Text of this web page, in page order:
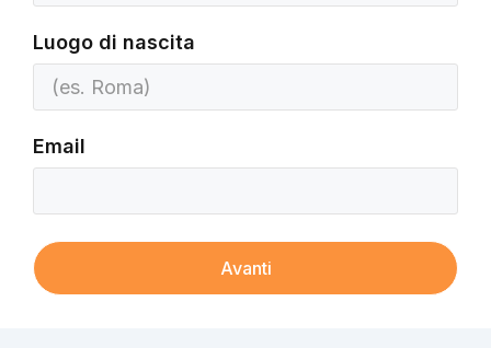
Luogo di nascita
Email
Avanti